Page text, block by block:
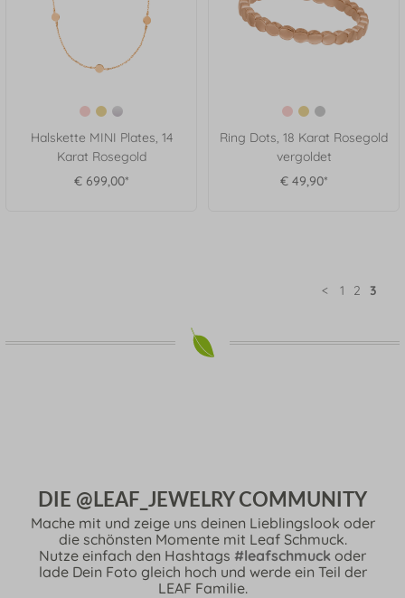
Halskette MINI Plates, 14
Karat Rosegold
€ 699,00*
Ring Dots, 18 Karat Rosegold
vergoldet
€ 49,90*
< 1 2 3
DIE @LEAF_JEWELRY COMMUNITY
Mache mit und zeige uns deinen Lieblingslook oder
die schönsten Momente mit Leaf Schmuck.
Nutze einfach den Hashtags #leafschmuck oder
lade Dein Foto gleich hoch und werde ein Teil der
LEAF Familie.